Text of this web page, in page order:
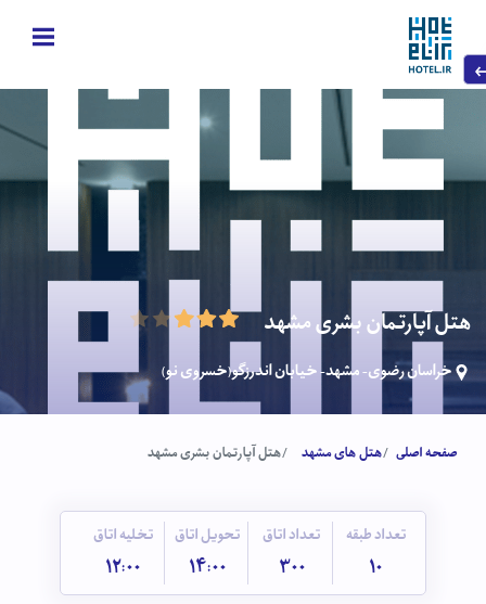
هتل آپارتمان بشری مشهد
خراسان رضوی- مشهد- خیابان اندرزگو(خسروی نو)
صفحه اصلی هتل های مشهد هتل آپارتمان بشری مشهد
تعداد طبقه
10
تعداد اتاق
300
تحویل اتاق
14:00
تخلیه اتاق
12:00